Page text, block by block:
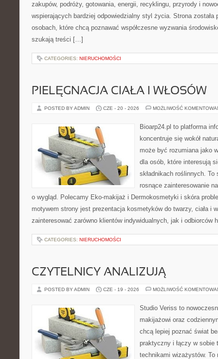
zakupów, podróży, gotowania, energii, recyklingu, przyrody i
wspierających bardziej odpowiedzialny styl życia. Strona została
osobach, które chcą poznawać współczesne wyzwania
szukają treści […]
CATEGORIES: NIERUCHOMOŚCI
PIELĘGNACJA CIAŁA I WŁOSÓW
POSTED BY ADMIN CZE - 20 - 2026 MOŻLIWOŚĆ
Bioarp24.pl to platforma
koncentruje się wokół
może być rozumiana jako
dla osób, które interesują
składnikach roślinnych.
rosnące zainteresowanie
o wygląd. Polecamy Eko-makijaż i Dermokosmetyki i skóra
motywem strony jest prezentacja kosmetyków do twarzy, ciała i
zainteresować zarówno klientów indywidualnych, jak i
CATEGORIES: NIERUCHOMOŚCI
CZYTELNICY ANALIZUJĄ
POSTED BY ADMIN CZE - 19 - 2026 MOŻLIWOŚĆ
Studio Veriss to
makijażowi oraz
chcą lepiej poznać świat
praktyczny i łączy w sobie
technikami wizażystów. To